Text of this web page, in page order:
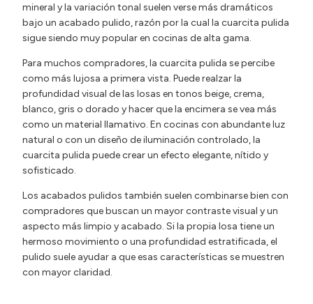
mineral y la variación tonal suelen verse más dramáticos
bajo un acabado pulido, razón por la cual la cuarcita pulida
sigue siendo muy popular en cocinas de alta gama.
Para muchos compradores, la cuarcita pulida se percibe
como más lujosa a primera vista. Puede realzar la
profundidad visual de las losas en tonos beige, crema,
blanco, gris o dorado y hacer que la encimera se vea más
como un material llamativo. En cocinas con abundante luz
natural o con un diseño de iluminación controlado, la
cuarcita pulida puede crear un efecto elegante, nítido y
sofisticado.
Los acabados pulidos también suelen combinarse bien con
compradores que buscan un mayor contraste visual y un
aspecto más limpio y acabado. Si la propia losa tiene un
hermoso movimiento o una profundidad estratificada, el
pulido suele ayudar a que esas características se muestren
con mayor claridad.